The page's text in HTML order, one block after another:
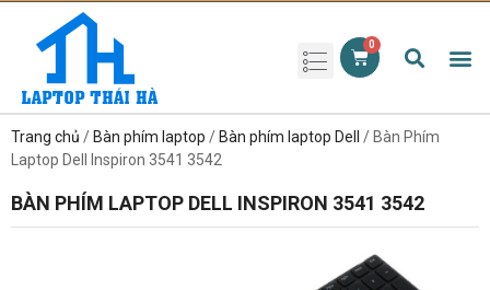
Trang chủ / Bàn phím laptop / Bàn phím laptop Dell
/ Bàn Phím
Laptop Dell Inspiron 3541 3542
BÀN PHÍM LAPTOP DELL INSPIRON 3541 3542